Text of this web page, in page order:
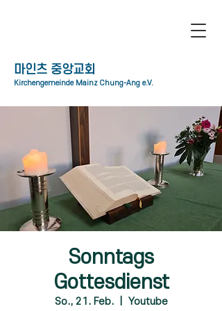
​마인츠 중앙교회
Kirchengemeinde Mainz Chung-Ang e.V.
Sonntags
Gottesdienst
So., 21. Feb.
  |
Youtube